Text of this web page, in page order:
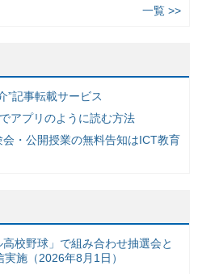
一覧 >>
”記事転載サービス
アプリのように読む方法
・公開授業の無料告知はICT教育
校野球」で組み合わせ抽選会と
施（2026年8月1日）